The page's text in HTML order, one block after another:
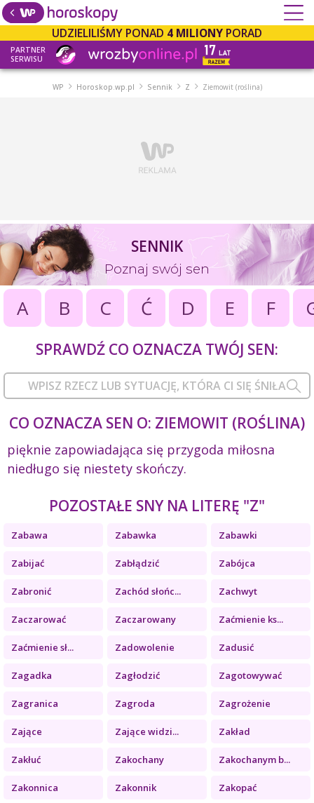
UDZIELILIŚMY PONAD 4 MILIONY PORAD
PARTNER
SERWISU
WP Horoskop.wp.pl Sennik Z Ziemowit (roślina)
SENNIK
Poznaj swój sen
A B C Ć D E F
SPRAWDŹ CO OZNACZA TWÓJ SEN:
CO OZNACZA SEN O: ZIEMOWIT (ROŚLINA)
pięknie zapowiadająca się przygoda miłosna
niedługo się niestety skończy.
POZOSTAŁE SNY NA LITERĘ "Z"
Zabawa Zabawka Zabawki
Zabijać Zabłądzić Zabójca
Zabronić Zachód słońc... Zachwyt
Zaczarować Zaczarowany Zaćmienie ks...
Zaćmienie sł... Zadowolenie Zadusić
Zagadka Zagłodzić Zagotowywać
Zagranica Zagroda Zagrożenie
Zające Zające widzi... Zakład
Zakłuć Zakochany Zakochanym b...
Zakonnica Zakonnik Zakopać